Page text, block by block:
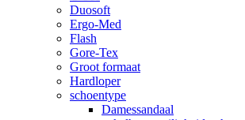
Duosoft
Ergo-Med
Flash
Gore-Tex
Groot formaat
Hardloper
schoentype
Damessandaal